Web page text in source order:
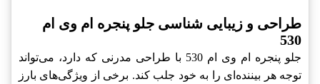
طراحی و زیبایی شناسی جلو پنجره ام وی ام
530
جلو پنجره ام وی ام 530 با طراحی مدرنی که دارد، می‌تواند
توجه هر بیننده‌ای را به خود جلب کند. برخی از ویژگی‌های بارز